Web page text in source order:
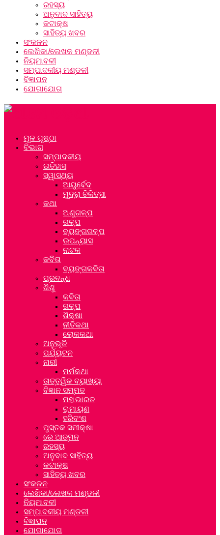
ରହସ୍ୟ
ଅନୁବାଦ ସାହିତ୍ୟ
କଟାକ୍ଷ
ସାହିତ୍ୟ ଖବର
ସଂକଳନ
ଲେଖିକା/ଲେଖକ ମଣ୍ଡଳୀ
ନିୟମାବଳୀ
ସମ୍ପାଦକୀୟ ମଣ୍ଡଳୀ
ବିଜ୍ଞାପନ
ଯୋଗାଯୋଗ
ମୂଳ ପୃଷ୍ଠା
ବିଭାଗ
ସମ୍ପାଦକୀୟ
ଇତିହାସ
ସ୍ୱାସ୍ଥ୍ୟ
ଆୟୁର୍ବେଦ
ମୁଦ୍ରା ଚିକିତ୍ସା
କଥା
ଅଣୁଗଳ୍ପ
ଗଳ୍ପ
ବ୍ୟଙ୍ଗଗଳ୍ପ
ଉପନ୍ୟାସ
ନାଟକ
କବିତା
ବ୍ୟଙ୍ଗକବିତା
ପ୍ରବନ୍ଧ
ଶିଶୁ
କବିତା
ଗଳ୍ପ
ଶିକ୍ଷା
ନୀତିକଥା
ଲୋକକଥା
ଅନୁଭୂତି
ପର୍ଯ୍ୟଟନ
ନାରୀ
ମର୍ମକଥା
ତାତ୍ତ୍ୱିକ ବ୍ୟାଖ୍ୟା
ବିଜ୍ଞାନ ସମ୍ମତ
ମହାଭାରତ
ରାମାୟଣ
ହରିବଂଶ
ପୁସ୍ତକ ସମୀକ୍ଷା
ରେ ଆତ୍ମନ
ରହସ୍ୟ
ଅନୁବାଦ ସାହିତ୍ୟ
କଟାକ୍ଷ
ସାହିତ୍ୟ ଖବର
ସଂକଳନ
ଲେଖିକା/ଲେଖକ ମଣ୍ଡଳୀ
ନିୟମାବଳୀ
ସମ୍ପାଦକୀୟ ମଣ୍ଡଳୀ
ବିଜ୍ଞାପନ
ଯୋଗାଯୋଗ